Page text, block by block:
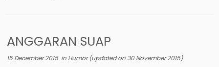
ANGGARAN SUAP
15 December 2015in Humor(updated on 30 November 2015)